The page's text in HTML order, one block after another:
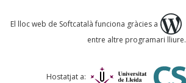
Què proposeu?
Comentari *
El lloc web de Softcatalà funciona gràcies a
entre altre programari lliure.
Hostatjat a: